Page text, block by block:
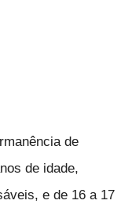
de
de idade,
e de 16 a 17